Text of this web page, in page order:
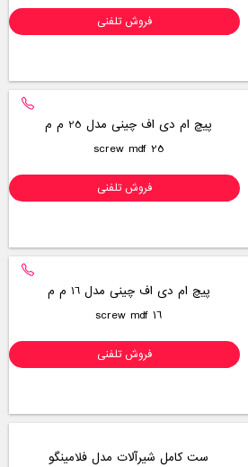
فروش تلفنی
پیچ ام دی اف چینی مدل 25 م م
screw mdf 25
فروش تلفنی
پیچ ام دی اف چینی مدل 16 م م
screw mdf 16
فروش تلفنی
ست کامل شیرآلات مدل فلامینگو